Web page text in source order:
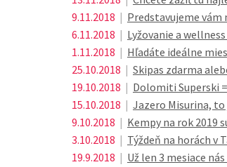
9.11.2018 | Predstavujeme vám
6.11.2018 | Lyžovanie a
1.11.2018 | Hľadáte ideálne
25.10.2018 | Skipas zdarma
19.10.2018 | Dolomiti Superski
15.10.2018 | Jazero Misurina,
9.10.2018 | Kempy na rok 2019
3.10.2018 | Týždeň na horách v
19.9.2018 | Už len 3 mesiace